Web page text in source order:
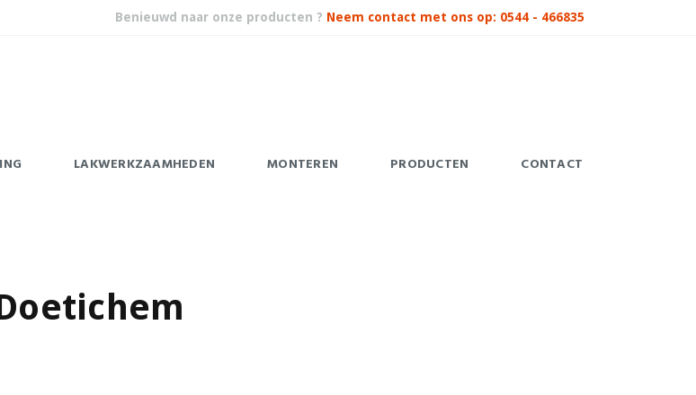
Neem contact met ons op: 0544 - 466835
Benieuwd naar onze producten ?
LAKWERKZAAMHEDEN MONTEREN PRODUCTEN CONTACT